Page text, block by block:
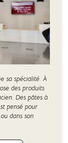
sa spécialité. À
des produits
Des pâtes à
pensé pour
dans son